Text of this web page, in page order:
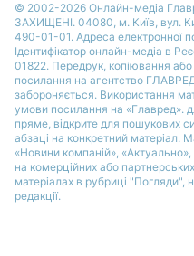
© 2002-2026 Онлайн-медіа
ЗАХИЩЕНІ. 04080, м. Київ, вул.
490-01-01. Адреса електронної
Ідентифікатор онлайн-медіа в
01822. Передрук, копіювання або
посилання на агентство
забороняється. Використання
умови посилання на «Главред».
пряме, відкрите для пошукових
абзаці на конкретний матеріал.
«Новини компаній»,
на комерційних або
матеріалах в рубриці
редакції.